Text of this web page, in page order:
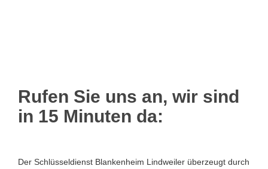
Rufen Sie uns an, wir sind
in 15 Minuten da:
Der Schlüsseldienst Blankenheim Lindweiler überzeugt durch